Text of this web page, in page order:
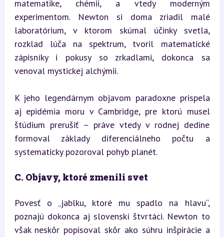
matematike, chémii, a vtedy moderným
experimentom. Newton si doma zriadil malé
laboratórium, v ktorom skúmal účinky svetla,
rozklad lúča na spektrum, tvoril matematické
zápisníky i pokusy so zrkadlami, dokonca sa
venoval mystickej alchýmii.
K jeho legendárnym objavom paradoxne prispela
aj epidémia moru v Cambridge, pre ktorú musel
štúdium prerušiť – práve vtedy v rodnej dedine
formoval základy diferenciálneho počtu a
systematicky pozoroval pohyb planét.
C. Objavy, ktoré zmenili svet
Povesť o „jablku, ktoré mu spadlo na hlavu“,
poznajú dokonca aj slovenskí štvrtáci. Newton to
však neskôr popisoval skôr ako súhru inšpirácie a